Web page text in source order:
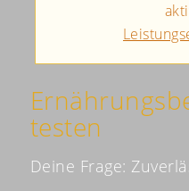
testen
Deine Frage: